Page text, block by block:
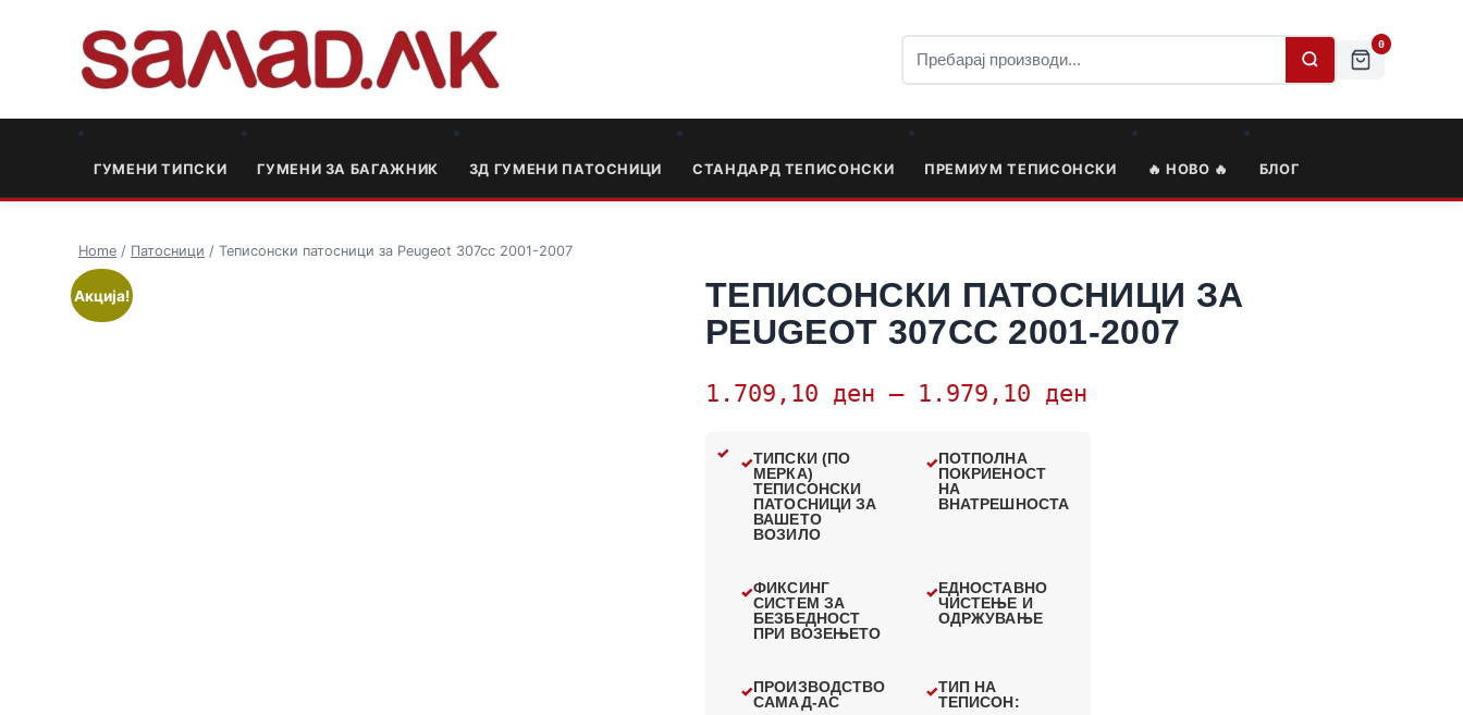
0
ГУМЕНИ ТИПСКИ ГУМЕНИ ЗА БАГАЖНИК 3Д ГУМЕНИ ПАТОСНИЦИ СТАНДАРД ТЕПИСОНСКИ ПРЕМИУМ ТЕПИСОНСКИ 🔥 НОВО 🔥 БЛОГ
Home / Патосници / Теписонски патосници за Peugeot 307cc 2001-2007
Акција!
ТЕПИСОНСКИ ПАТОСНИЦИ ЗА
PEUGEOT 307CC 2001-2007
1.709,10 ден – 1.979,10 ден
ТИПСКИ (ПО
МЕРКА)
ТЕПИСОНСКИ
ПАТОСНИЦИ ЗА
ВАШЕТО
ВОЗИЛО
ПОТПОЛНА
ПОКРИЕНОСТ
НА
ВНАТРЕШНОСТА
ФИКСИНГ
СИСТЕМ ЗА
БЕЗБЕДНОСТ
ПРИ ВОЗЕЊЕТО
ЕДНОСТАВНО
ЧИСТЕЊЕ И
ОДРЖУВАЊЕ
ПРОИЗВОДСТВО
САМАД-АС
ТИП НА
ТЕПИСОН: